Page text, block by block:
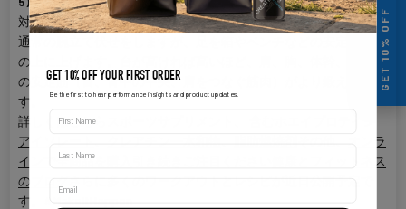
GET 10% OFF
対象部位: 上半身と体幹のトレーニングを強化します。
通常の腕立て伏せをしますが、足を箱やベンチなどの安定した台
の上に上げます。台が高ければ高いほど、肩、胸、体幹、肩甲骨
の安定筋（首、背中の中央、肩をつなぐ筋肉）がより鍛えられま
す。
詳しくはこちら
アイソレート
オンラ
インで全商品を購入
健康とフィットネス
のブログ
す。#MakeItHappen
GET 10% OFF YOUR FIRST ORDER
Be the first to hear performance insights and product updates.